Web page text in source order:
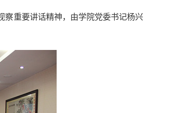
察重要讲话精神，由学院党委书记杨兴